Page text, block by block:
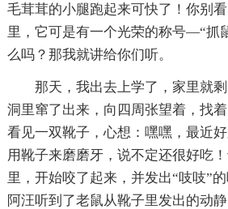
毛茸茸的小腿跑起来可快了！你别
里，它可是有一个光荣的称号—“抓
么吗？那我就讲给你们听。
那天，我出去上学了，家里就
洞里窜了出来，向四周张望着，找
看见一双靴子，心想：嘿嘿，最近
用靴子来磨磨牙，说不定还很好吃
里，开始咬了起来，并发出“吱吱”
阿汪听到了老鼠从靴子里发出的动